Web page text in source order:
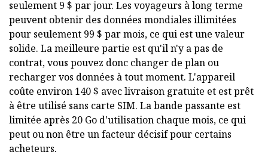
seulement 9 $ par jour. Les voyageurs à long terme
peuvent obtenir des données mondiales illimitées
pour seulement 99 $ par mois, ce qui est une valeur
solide. La meilleure partie est qu'il n'y a pas de
contrat, vous pouvez donc changer de plan ou
recharger vos données à tout moment. L'appareil
coûte environ 140 $ avec livraison gratuite et est prêt
à être utilisé sans carte SIM. La bande passante est
limitée après 20 Go d'utilisation chaque mois, ce qui
peut ou non être un facteur décisif pour certains
acheteurs.